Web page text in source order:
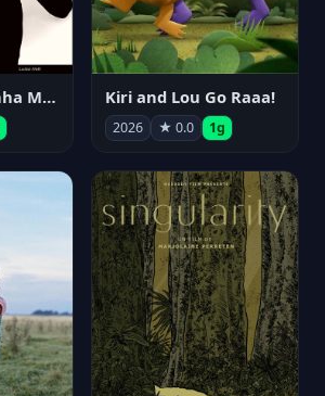
Canto Para Minha Morte Kiri and Lou Go Raaa!
2026 ★ 0.0 1g